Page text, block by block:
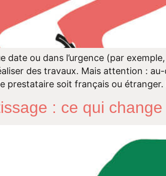
date ou dans l’urgence (par
des travaux. Mais attention :
prestataire soit français ou
: ce qui